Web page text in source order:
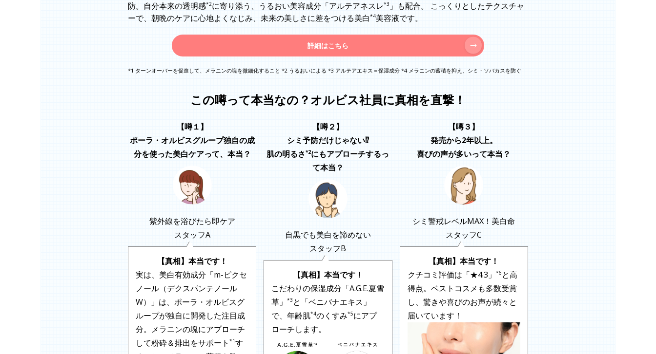
防。自分本来の透明感*2に寄り添う、うるおい美容成分「アルテアネスレ*3 」も配合。 こっくりとしたテクスチャ
ーで、朝晩のケアに心地よくなじみ、未来の美しさに差をつける美白*4美容液です。
詳細はこちら
*1 ターンオーバーを促進して、メラニンの塊を微細化すること *2 うるおいによる *3 アルテアエキス＝保湿成分 *4 メラニンの蓄積を抑え、シミ・ソバカスを防ぐ
この噂って本当なの？オルビス社員に真相を直撃！
【噂１】
ポーラ・オルビスグループ独自の成
分を使った美白ケアって、 本当？
紫外線を浴びたら即ケア
スタッフA
【真相】本当です！
実は、美白有効成分「m-ピクセ
ノール（デクスパンテノール
W）」は、ポーラ・オルビスグ
ループが独自に開発した注目成
分。メラニンの塊にアプローチ
して粉砕＆排出をサポート *1す
【噂２】
シミ予防だけじゃない⁉
肌の明るさ*2にもアプローチするっ
て本当？
自黒でも美白を諦めない
スタッフB
【真相】本当です！
こだわりの保湿成分「A.G.E.夏雪
草」*3 と「ベニバナエキス」
で、年齢肌*4のくすみ*5にアプ
ローチします。
【噂３】
発売から2年以上。
喜びの声が多いって本当？
シミ警戒レベルMAX！美白命
スタッフC
【真相】本当です！
クチコミ評価は「★4.3」
*6 と高
得点。ベストコスメも多数受賞
し、驚きや喜びのお声が続々と
届いています！